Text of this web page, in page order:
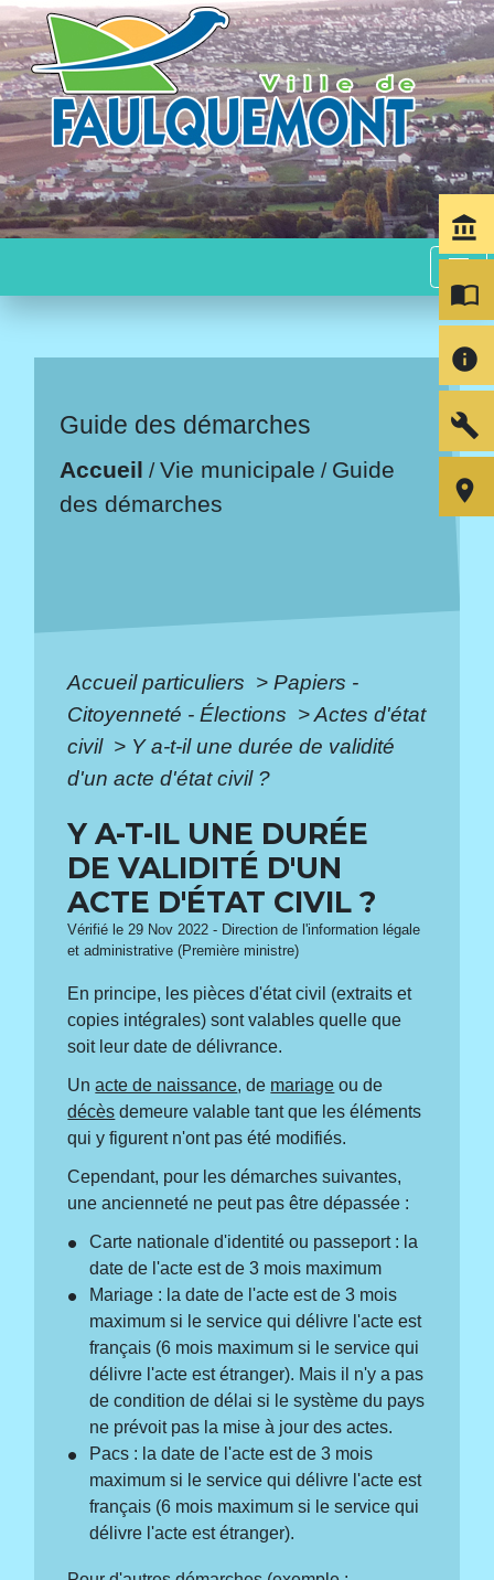
menu
Guide des démarches
Accueil /Vie municipale / Guide
des démarches
Accueil particuliers > Papiers -
Citoyenneté - Élections >Actes d'état
civil > Y a-t-il une durée de validité
d'un acte d'état civil ?
Y A-T-IL UNE DURÉE
DE VALIDITÉ D'UN
ACTE D'ÉTAT CIVIL ?
Vérifié le 29 Nov 2022 - Direction de l'information légale
et administrative (Première ministre)
En principe, les pièces d'état civil (extraits et
copies intégrales) sont valables quelle que
soit leur date de délivrance.
Unacte de naissance, de mariage ou de
décès demeure valable tant que les éléments
qui y figurent n'ont pas été modifiés.
Cependant, pour les démarches suivantes,
une ancienneté ne peut pas être dépassée :
Carte nationale d'identité ou passeport : la
date de l'acte est de 3 mois maximum
Mariage : la date de l'acte est de 3 mois
maximum si le service qui délivre l'acte est
français (6 mois maximum si le service qui
délivre l'acte est étranger). Mais il n'y a pas
de condition de délai si le système du pays
ne prévoit pas la mise à jour des actes.
Pacs : la date de l'acte est de 3 mois
maximum si le service qui délivre l'acte est
français (6 mois maximum si le service qui
délivre l'acte est étranger).
account_balance
import_contacts
info
build
room